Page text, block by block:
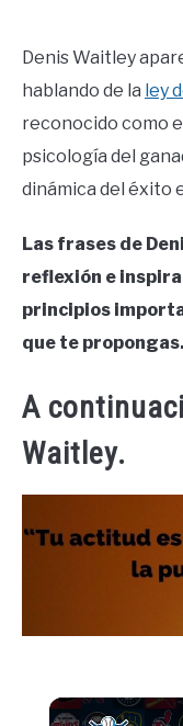
in
Denis Waitley
hablando de la ley
reconocido como
psicología del
dinámica del éxito
Las frases de
reflexión e
principios
que te propongas.
A
Waitley.